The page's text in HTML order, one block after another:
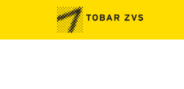
Skip to main content